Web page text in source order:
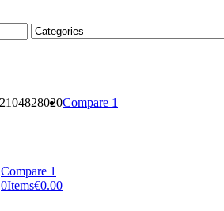
2104828020Compare 1
Compare 1
0Items€0.00